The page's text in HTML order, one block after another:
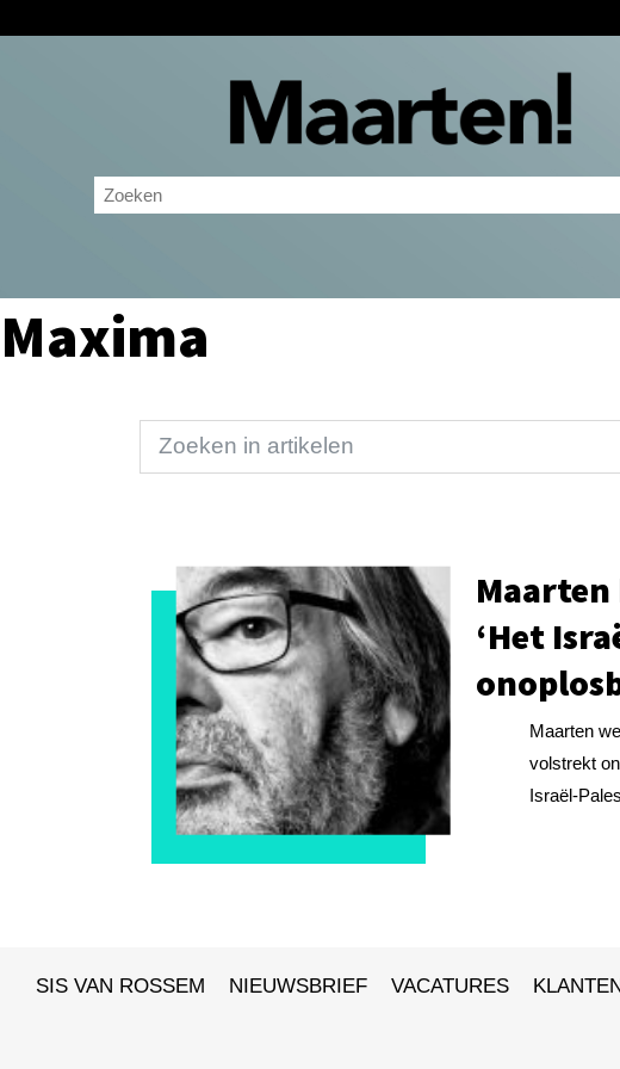
Ingelogd
Maxima
‘Het
Maarten
volstrekt
Israël-
SIS VAN ROSSEM NIEUWSBRIEF VACATURES